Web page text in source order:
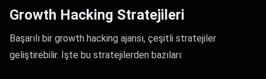
Growth Hacking Stratejileri
Başarılı bir growth hacking ajansı, çeşitli stratejiler
geliştirebilir. İşte bu stratejilerden bazıları: